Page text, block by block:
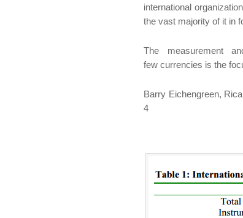
international
the vast majority of it in
The measurement
few currencies is the
Barry Eichengreen,
4